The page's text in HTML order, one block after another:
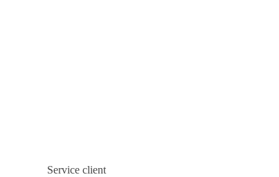
Service client